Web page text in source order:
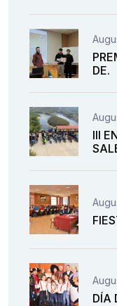
DE.
III
DÍA